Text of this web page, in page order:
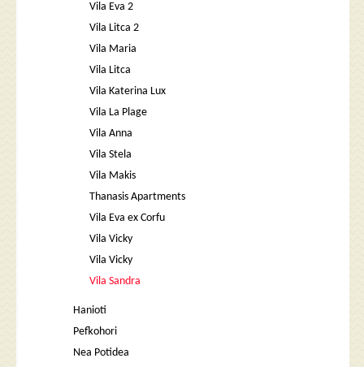
Vila Eva 2
Vila Litca 2
Vila Maria
Vila Litca
Vila Katerina Lux
Vila La Plage
Vila Anna
Vila Stela
Vila Makis
Thanasis Apartments
Vila Eva ex Corfu
Vila Vicky
Vila Vicky
Vila Sandra
Hanioti
Pefkohori
Nea Potidea